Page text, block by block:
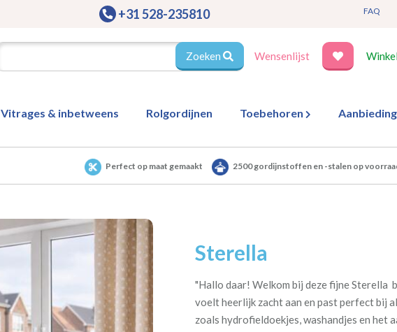
+31 528-235810 FAQ
Zoeken Wensenlijst
Vitrages & inbetweens Rolgordijnen Toebehoren
Perfect op maat gemaakt 2500 gordijnstoffen en -stalen op
Sterella
"Hallo daar! Welkom bij deze fijne Sterella
voelt heerlijk zacht aan en past perfect bij
zoals hydrofieldoekjes, washandjes en het